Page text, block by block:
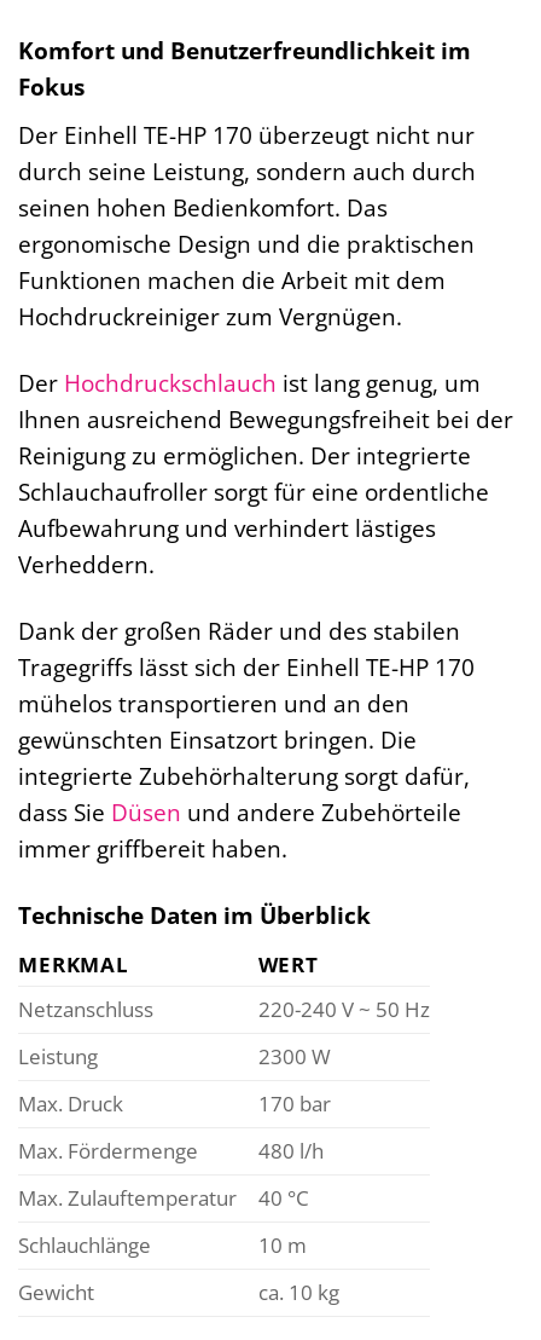
Komfort und Benutzerfreundlichkeit im
Fokus
Der Einhell TE-HP 170 überzeugt nicht nur
durch seine Leistung, sondern auch durch
seinen hohen Bedienkomfort. Das
ergonomische Design und die praktischen
Funktionen machen die Arbeit mit dem
Hochdruckreiniger zum Vergnügen.
Der Hochdruckschlauch ist lang genug, um
Ihnen ausreichend Bewegungsfreiheit bei der
Reinigung zu ermöglichen. Der integrierte
Schlauchaufroller sorgt für eine ordentliche
Aufbewahrung und verhindert lästiges
Verheddern.
Dank der großen Räder und des stabilen
Tragegriffs lässt sich der Einhell TE-HP 170
mühelos transportieren und an den
gewünschten Einsatzort bringen. Die
integrierte Zubehörhalterung sorgt dafür,
dass Sie Düsen und andere Zubehörteile
immer griffbereit haben.
Technische Daten im Überblick
MERKMAL
WERT
Netzanschluss
220-240 V ~ 50 Hz
Leistung
2300 W
Max. Druck
170 bar
Max. Fördermenge
480 l/h
Max. Zulauftemperatur
40 °C
Schlauchlänge
10 m
Gewicht
ca. 10 kg